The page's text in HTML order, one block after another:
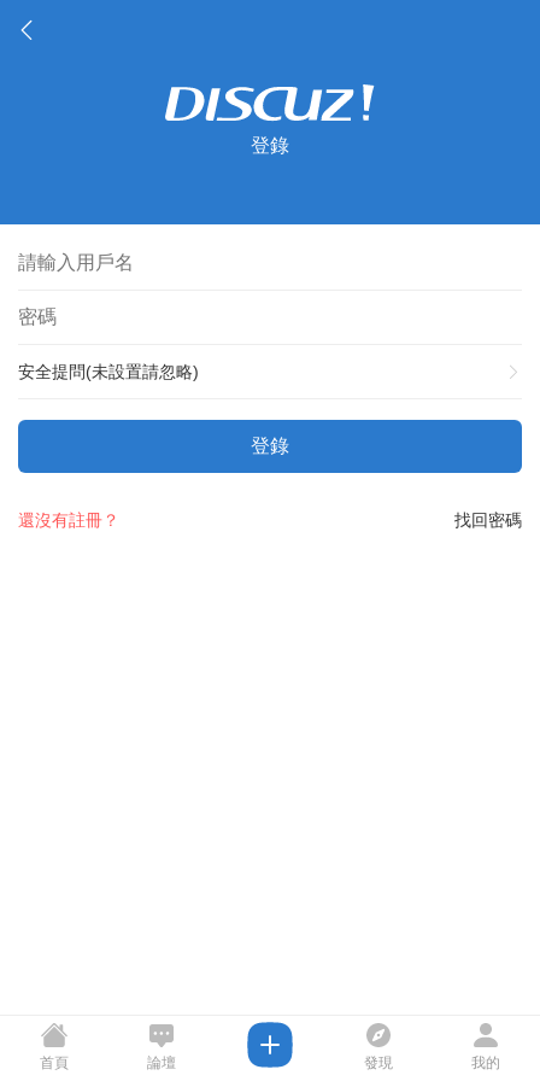
登錄
安全提問(未設置請忽略)
登錄
找回密碼
還沒有註冊？
首頁 論壇 發現 我的